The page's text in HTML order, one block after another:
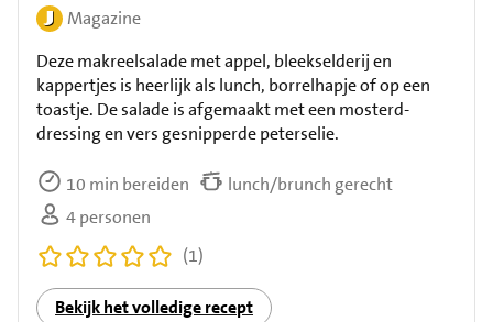
Magazine
Deze makreelsalade met appel, bleekselderij en
kappertjes is heerlijk als lunch, borrelhapje of op een
toastje. De salade is afgemaakt met een mosterd-
dressing en vers gesnipperde peterselie.
10 min bereiden
lunch/brunch gerecht
4 personen
(1)
Bekijk het volledige recept